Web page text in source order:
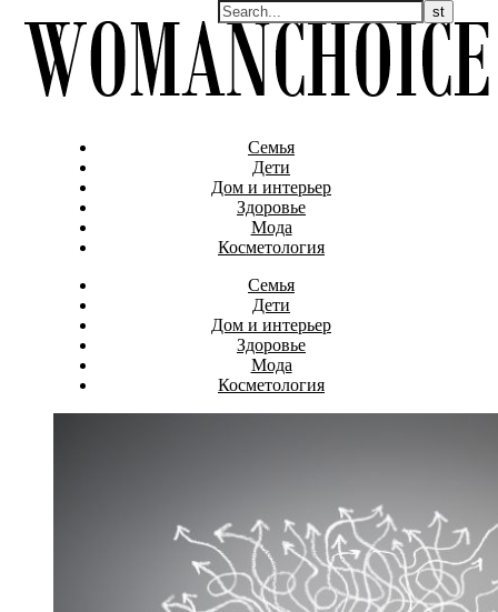
Семья
Дети
Дом и интерьер
Здоровье
Мода
Косметология
Семья
Дети
Дом и интерьер
Здоровье
Мода
Косметология